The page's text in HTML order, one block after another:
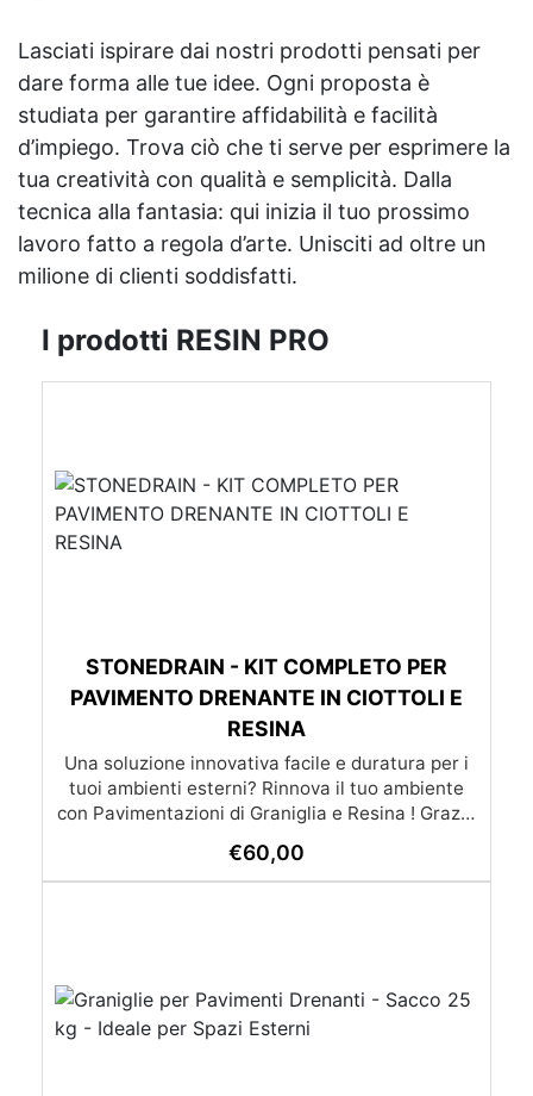
Lasciati ispirare dai nostri prodotti pensati per
dare forma alle tue idee. Ogni proposta è
studiata per garantire affidabilità e facilità
d’impiego. Trova ciò che ti serve per esprimere la
tua creatività con qualità e semplicità. Dalla
tecnica alla fantasia: qui inizia il tuo prossimo
lavoro fatto a regola d’arte. Unisciti ad oltre un
milione di clienti soddisfatti.
I prodotti RESIN PRO
STONEDRAIN - KIT COMPLETO PER
PAVIMENTO DRENANTE IN CIOTTOLI E
RESINA
Una soluzione innovativa facile e duratura per i
tuoi ambienti esterni? Rinnova il tuo ambiente
con Pavimentazioni di Graniglia e Resina ! Grazie
trasformare qualsiasi superficie diventa un gioco
da ragazzi: l’applicazione è molto semplice e –
posatori. oppure se preferisci puoi chiedere un
preventivo su misura già con posa inclusa
(servizio disponibile solo su certe province)
€60,00